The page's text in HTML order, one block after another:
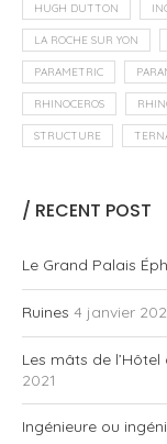
HUGH DUTTON
LA ROCHE SUR YON
PARAMETRIC
RHINOCEROS
STRUCTURE
/ RECENT POST
Le Grand Palais
Ruines 4 janvier
Les mâts de
2021
Ingénieure ou